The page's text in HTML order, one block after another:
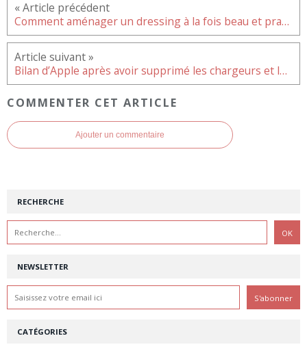
Comment aménager un dressing à la fois beau et pratique ?
Bilan d’Apple après avoir supprimé les chargeurs et les écouteurs
COMMENTER CET ARTICLE
Ajouter un commentaire
NEWSLETTER
RECHERCHE
CATÉGORIES